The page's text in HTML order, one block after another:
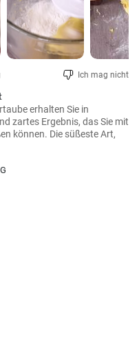
Ich mag nicht
erhalten Sie in
zartes Ergebnis, das Sie mit
können. Die süßeste Art,